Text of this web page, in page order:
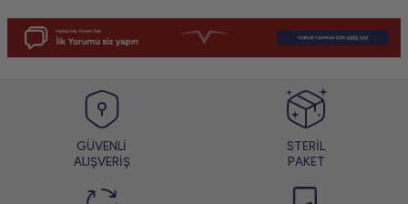
GÜVENLİ
ALIŞVERİŞ
STERİL
PAKET